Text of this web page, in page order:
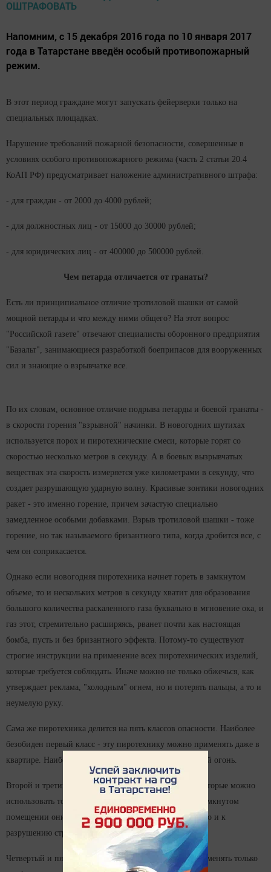
Напомним, с 15 декабря 2016 года по 10 января 2017
года в Татарстане введён особый противопожарный
режим.
В этот период граждане могут запускать фейерверки только на
специальных площадках.
Нарушение требований пожарной безопасности, совершенные в
условиях особого противопожарного режима (часть 2 статьи 20.4
КоАП РФ) предусматривает наложение административного штрафа:
- для граждан - от 2000 до 4000 рублей;
- для должностных лиц - от 15000 до 30000 рублей;
- для юридических лиц - от 400000 до 500000 рублей.
Чем петарда отличается от гранаты?
Есть ли принципиальное отличие тротиловой шашки от самой
мощной петарды и что между ними общего? На этот вопрос
"Российской газете" отвечают специалисты оборонного предприятия
"Базальт", занимающиеся разработкой боеприпасов для вооруженных
сил и знающие о взрывчатке все.
По их словам, основное отличие подрыва петарды и боевой гранаты -
в скорости горения "взрывной" начинки. В новогодних шутихах
используется порох и пиротехнические смеси, которые горят со
скоростью несколько метров в секунду. А в боевых вызрывчатых
веществах эта скорость измеряется уже километрами в секунду, что
создает разрушающую ударную волну. Красивые зонтики новогодних
ракет - это именно горение, причем зачастую специально
замедленное особыми добавками. Взрыв тротиловой шашки - тоже
горение, но так называемого бризантного типа, когда дробится все, с
чем он соприкасается.
Однако если новогодняя пиротехника начнет гореть в замкнутом
объеме, то и нескольких метров в секунду хватит для образования
большого количества раскаленного газа буквально в мгновение ока, и
газ этот, стремительно расширяясь, рванет почти как настоящая
бомба, пусть и без бризантного эффекта. Потому-то существуют
строгие инструкции на применение всех пиротехнических изделий,
которые требуется соблюдать. Иначе можно не только обжечься, как
утверждает реклама, "холодным" огнем, но и потерять пальцы, а то и
неумелую руку.
Сама же пиротехника делится на пять классов опасности. Наиболее
безобиден первый класс - эту пиротехнику можно применять даже в
квартире. Наиболее известен в этом классе бенгальский огонь.
Второй и третий класс присваивается тем шутихам, которые можно
использовать только на открытом воздухе, так как в замкнутом
помещении они могут привести не только к пожару, но и к
разрушению строительных конструкций.
Четвертый и пятый класс пиротехники разрешено применять только